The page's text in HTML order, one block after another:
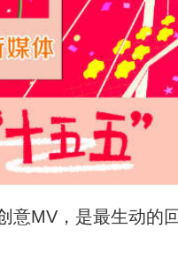
意MV，是最生动的